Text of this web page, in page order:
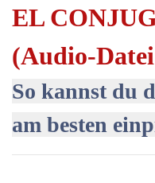
EL
(Audio-
So kannst du
am besten